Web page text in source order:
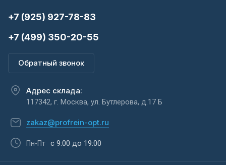
+7 (925) 927-78-83
+7 (499) 350-20-55
Обратный звонок
Адрес склада:
117342, г. Москва, ул. Бутлерова, д.17 Б
zakaz@profrein-opt.ru
Пн-Пт с 9:00 до 19:00